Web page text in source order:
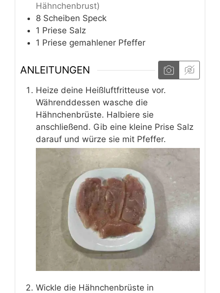
Hähnchenbrust)
8 Scheiben Speck
1 Priese Salz
1 Priese gemahlener Pfeffer
ANLEITUNGEN
Heize deine Heißluftfritteuse vor.
Währenddessen wasche die
Hähnchenbrüste. Halbiere sie
anschließend. Gib eine kleine Prise Salz
darauf und würze sie mit Pfeffer.
Wickle die Hähnchenbrüste in